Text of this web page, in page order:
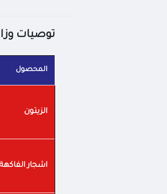
توصيات
المحصول
الزيتون
اشجار الفاكهة